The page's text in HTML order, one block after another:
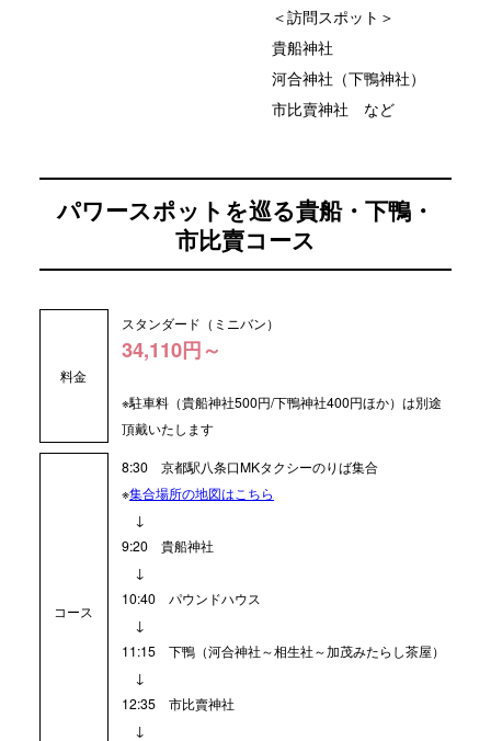
＜訪問スポット＞
貴船神社
河合神社（下鴨神社）
市比賣神社 など
パワースポットを巡る貴船・下鴨・
市比賣コース
料金
スタンダード（ミニバン）
34,110円～
※駐車料（貴船神社500円/下鴨神社400円ほか）は別途
頂戴いたします
コース
8:30京都駅八条口MKタクシーのりば集合
※集合場所の地図はこちら
↓
9:20 貴船神社
↓
10:40 パウンドハウス
↓
11:15 下鴨（河合神社～相生社～加茂みたらし茶屋）
↓
12:35 市比賣神社
↓